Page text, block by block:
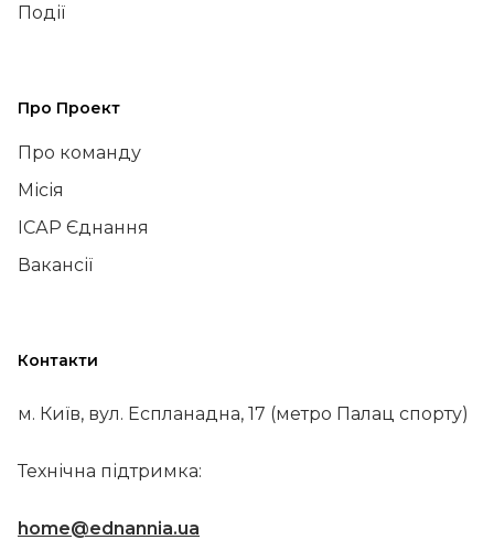
Події
Про Проект
Про команду
Місія
ІСАР Єднання
Вакансії
Контакти
м. Київ, вул. Еспланадна, 17 (метро Палац спорту)
Технічна підтримка:
home@ednannia.ua